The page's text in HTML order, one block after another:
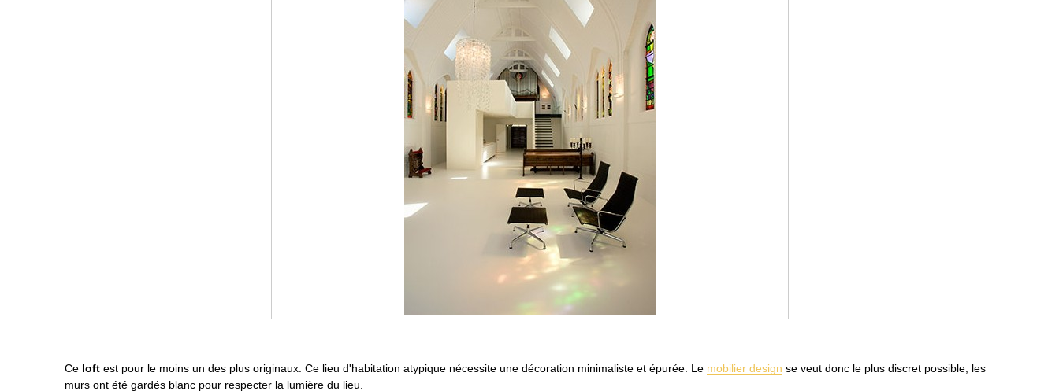
Ce loft est pour le moins un des plus originaux. Ce lieu d'habitation atypique nécessite une décoration minimaliste et épurée. Le mobilier design se veut donc le plus discret possible, les
murs ont été gardés blanc pour respecter la lumière du lieu.